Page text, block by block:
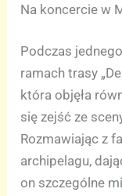
Na koncercie w
Podczas
ramach trasy
która objęła
się zejść ze
Rozmawiając z
archipelagu,
on szczególne